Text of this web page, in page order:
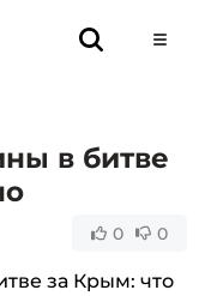
в битве
0 0